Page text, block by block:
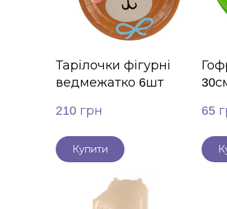
Тарілочки фігурні
ведмежатко 6шт
210 грн
Купити
65